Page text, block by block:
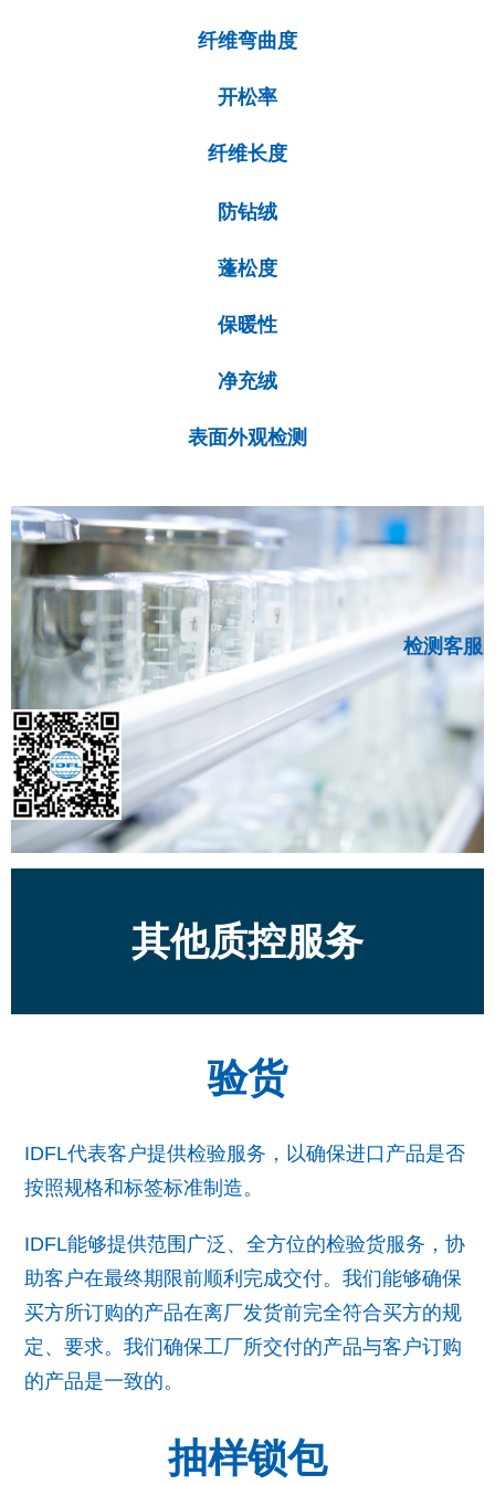
纤维弯曲度
开松率
纤维长度
防钻绒
蓬松度
保暖性
净充绒
表面外观检测
检测客服
其他质控服务
验货
IDFL代表客户提供检验服务，以确保进口产品是否
按照规格和标签标准制造。
IDFL能够提供范围广泛、全方位的检验货服务，协
助客户在最终期限前顺利完成交付。我们能够确保
买方所订购的产品在离厂发货前完全符合买方的规
定、要求。我们确保工厂所交付的产品与客户订购
的产品是一致的。
抽样锁包